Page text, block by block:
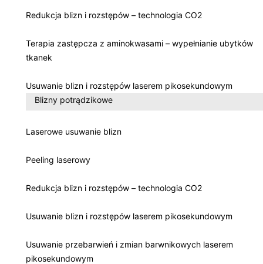
Redukcja blizn i rozstępów – technologia CO2
Terapia zastępcza z aminokwasami – wypełnianie ubytków
tkanek
Usuwanie blizn i rozstępów laserem pikosekundowym
Blizny potrądzikowe
Laserowe usuwanie blizn
Peeling laserowy
Redukcja blizn i rozstępów – technologia CO2
Usuwanie blizn i rozstępów laserem pikosekundowym
Usuwanie przebarwień i zmian barwnikowych laserem
pikosekundowym